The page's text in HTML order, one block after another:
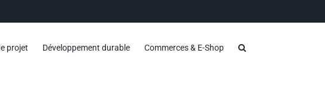
projet Développement durable Commerces & E-Shop